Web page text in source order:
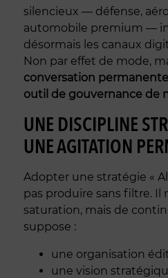
silencieux — défense,
automobile premium —
désormais les canaux
Non par effet de mode,
conversation
outil de gouvernance de
UNE DISCIPLINE
UNE AGITATION
Adopter une stratégie «
pas produire sans filtre. Il
saturation, mais de
suppose :
une organisation
une vision